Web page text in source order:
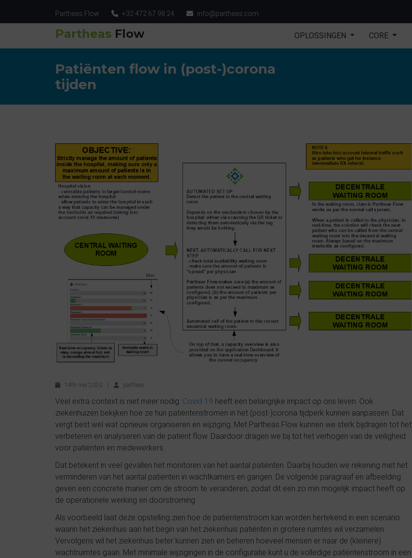
Partheas Flow +32 472 67 98 24 info@partheas.com
Partheas Flow OPLOSSINGEN CORE
Patiënten flow in (post-)corona
tijden
14th mei 2020 partheas
Veel extra context is niet meer nodig: Covid-19 heeft een belangrijke impact op ons leven. Ook
ziekenhuizen bekijken hoe ze hun patiëntenstromen in het (post-)corona tijdperk kunnen aanpassen. Dat
vergt best wel wat opnieuw organiseren en wijziging. Met Partheas Flow kunnen we sterk bijdragen tot het
verbeteren en analyseren van de patiënt flow. Daardoor dragen we bij tot het verhogen van de veiligheid
voor patiënten en medewerkers.
Dat betekent in veel gevallen het monitoren van het aantal patiënten. Daarbij houden we rekening met het
verminderen van het aantal patiënten in wachtkamers en gangen. De volgende paragraaf en afbeelding
geven een concrete manier om de stroom te veranderen, zodat dit een zo min mogelijk impact heeft op
de operationele werking en doorstroming.
Als voorbeeld laat deze opstelling zien hoe de patiëntenstroom kan worden hertekend in een scenario
waarin het ziekenhuis aan het begin van het ziekenhuis patiënten in grotere ruimtes wil verzamelen.
Vervolgens wil het ziekenhuis beter kunnen zien en beheren hoeveel mensen er naar de (kleinere)
wachtruimtes gaan. Met minimale wijzigingen in de configuratie kunt u de volledige patiëntenstroom in een